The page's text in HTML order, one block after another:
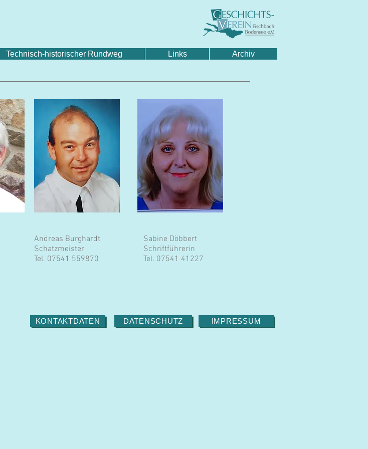
Technisch-historischer Rundweg Links Archiv
Andreas Burghardt
Schatzmeister
Tel. 07541 559870
Sabine Döbbert
Schriftführerin
Tel. 07541 41227
KONTAKTDATEN DATENSCHUTZ IMPRESSUM